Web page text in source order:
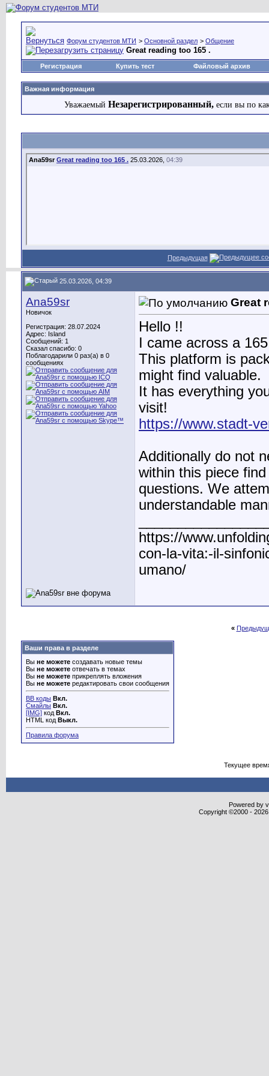
Форум студентов МТИ > Основной раздел > Общение
Great reading too 165 .
Регистрация Купить тест Файловый архив
Важная информация
Уважаемый Незарегистрированный, если вы по
Ana59sr Great reading too 165 . 25.03.2026, 04:39
Предыдущая
25.03.2026, 04:39
Ana59sr
Новичок
Регистрация: 28.07.2024
Адрес: Island
Сообщений: 1
Сказал спасибо: 0
Поблагодарили 0 раз(а) в 0
сообщениях
Great
Hello !!
I came across a
This platform is
might find valuable.
It has everything
visit!
https://www.stadt-
Additionally do not
within this piece
questions. We
understandable
https://
con-la-vita:-il-
umano/
«
Ваши права в разделе
Вы не можете создавать новые темы
Вы не можете отвечать в темах
Вы не можете прикреплять вложения
Вы не можете редактировать свои сообщения
BB коды Вкл.
Смайлы Вкл.
[IMG] код Вкл.
HTML код Выкл.
Правила форума
Текущее
Powered by
Copyright ©2000 -